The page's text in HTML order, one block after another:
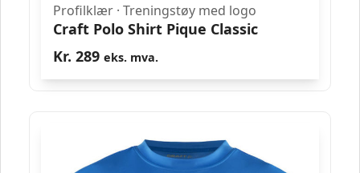
Profilklær · Treningstøy med logo
Craft Polo Shirt Pique Classic
Kr. 289 eks. mva.